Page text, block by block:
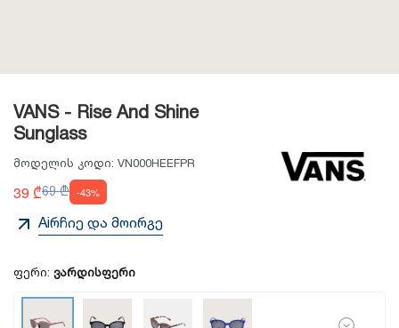
VANS - Rise And Shine
Sunglass
მოდელის კოდი: VN000HEEFPR
39 ₾69 ₾ -43%
Aiრჩიე და მოირგე
ფერი: ვარდისფერი